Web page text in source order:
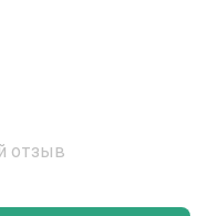
отзыв